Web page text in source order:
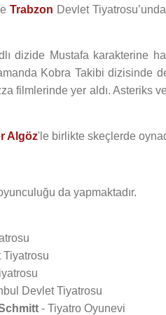
Trabzon Devlet
dizide Mustafa karakterine
Kobra Takibi dizisinde
filmlerinde yer aldı. Asteriks
Algöz'le birlikte skeçlerde
da yapmaktadır.
Tiyatrosu
Devlet Tiyatrosu
- Tiyatro Oyunevi